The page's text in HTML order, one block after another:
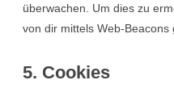
überwachen. Um dies zu
von dir mittels Web-Beacons
5. Cookies